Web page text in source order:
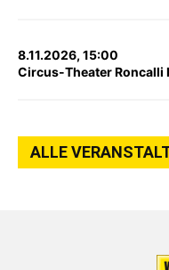
8.11.2026, 15:00
Circus-Theater
ALLE